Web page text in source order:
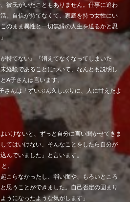
彼氏がいたこともありません。仕事に追わ
。自信が持てなくて、家庭を持つ女性にい
のまま異性と一切無縁の人生を送るかと思
持てない』『消えてなくなってしまいた
経験であることについて、なんとも説明し
A子さんは言います。
さんは「ずいぶん久しぶりに、人に甘えたよ
いけないと、ずっと自分に言い聞かせてきま
てはいけない、そんなことをしたら自分が
んでいました」と言います。
、
こらなかったし、弱い面や、もろいところ
思うことができました。自己否定の固まり
うになったような気がします」